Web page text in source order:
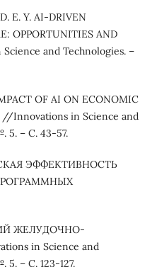
E. Y. AI-DRIVEN
OPPORTUNITIES AND
and Technologies. –
OF AI ON ECONOMIC
//Innovations in Science and
5. – С. 43-57.
ЭФФЕКТИВНОСТЬ
ЖЕЛУДОЧНО-
in Science and
5. – С. 123-127.